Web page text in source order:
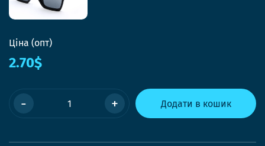
Ціна (опт)
2.70$
- + Додати в кошик